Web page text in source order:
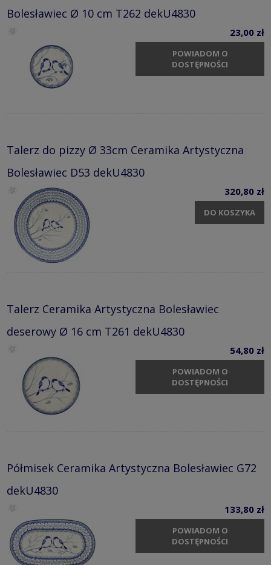
Bolesławiec Ø 10 cm T262 dekU4830
23,00 zł
POWIADOM O
DOSTĘPNOŚCI
Talerz do pizzy Ø 33cm Ceramika Artystyczna
Bolesławiec D53 dekU4830
320,80 zł
DO KOSZYKA
Talerz Ceramika Artystyczna Bolesławiec
deserowy Ø 16 cm T261 dekU4830
54,80 zł
POWIADOM O
DOSTĘPNOŚCI
Półmisek Ceramika Artystyczna Bolesławiec G72
dekU4830
133,80 zł
POWIADOM O
DOSTĘPNOŚCI